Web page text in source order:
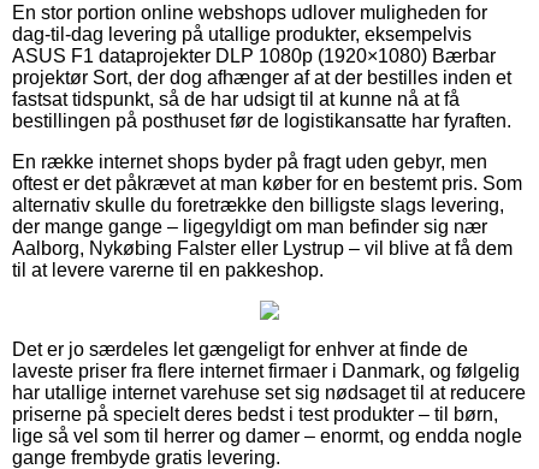
En stor portion online webshops udlover muligheden for
dag-til-dag levering på utallige produkter, eksempelvis
ASUS F1 dataprojekter DLP 1080p (1920×1080) Bærbar
projektør Sort, der dog afhænger af at der bestilles inden et
fastsat tidspunkt, så de har udsigt til at kunne nå at få
bestillingen på posthuset før de logistikansatte har fyraften.
En række internet shops byder på fragt uden gebyr, men
oftest er det påkrævet at man køber for en bestemt pris. Som
alternativ skulle du foretrække den billigste slags levering,
der mange gange – ligegyldigt om man befinder sig nær
Aalborg, Nykøbing Falster eller Lystrup – vil blive at få dem
til at levere varerne til en pakkeshop.
Det er jo særdeles let gængeligt for enhver at finde de
laveste priser fra flere internet firmaer i Danmark, og følgelig
har utallige internet varehuse set sig nødsaget til at reducere
priserne på specielt deres bedst i test produkter – til børn,
lige så vel som til herrer og damer – enormt, og endda nogle
gange frembyde gratis levering.